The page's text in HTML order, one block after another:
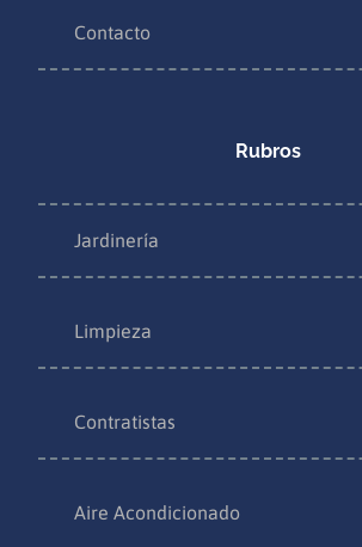
Contacto
Rubros
Jardinería
Limpieza
Contratistas
Aire Acondicionado